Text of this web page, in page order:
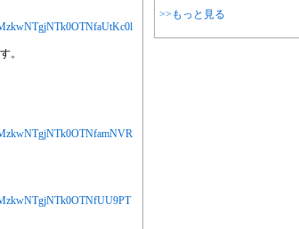
。
>>もっと見る